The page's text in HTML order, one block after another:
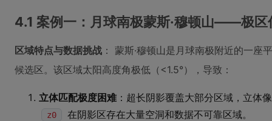
4.1 案例一：月球南极蒙斯·穆顿山——极区
区域特点与数据挑战 ： 蒙斯·穆顿山是月球南极附近的一
候选区。该区域太阳高度角极低（<1.5°），导致：
立体匹配极度困难 ：超长阴影覆盖大部分区域，立体
z0
在阴影区存在大量空洞和数据不可靠区域。